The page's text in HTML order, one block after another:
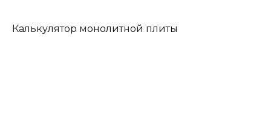
Калькулятор монолитной плиты